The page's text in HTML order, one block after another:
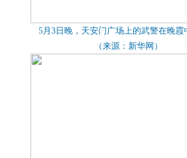
5月3日晚，天安门广场上的武警在晚霞
（来源：新华网）